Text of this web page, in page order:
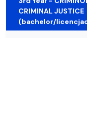
CRIMINAL JUSTICE
(bachelor/